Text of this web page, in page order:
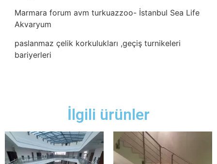
Marmara forum avm turkuazzoo- İstanbul Sea Life
Akvaryum
paslanmaz çelik korkulukları ,geçiş turnikeleri
bariyerleri
İlgili ürünler